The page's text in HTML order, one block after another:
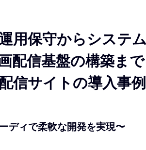
用保守からシステ
配信基盤の構築ま
信サイトの導入事
ディで柔軟な開発を実現〜